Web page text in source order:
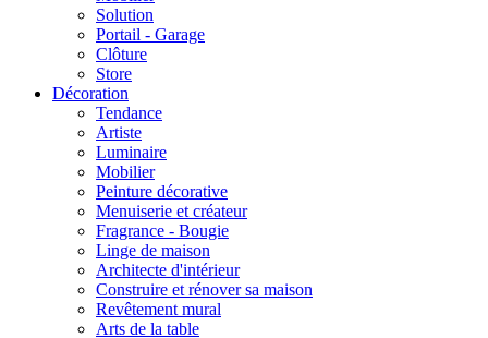
Solution
Portail - Garage
Clôture
Store
Décoration
Tendance
Artiste
Luminaire
Mobilier
Peinture décorative
Menuiserie et créateur
Fragrance - Bougie
Linge de maison
Architecte d'intérieur
Construire et rénover sa maison
Revêtement mural
Arts de la table